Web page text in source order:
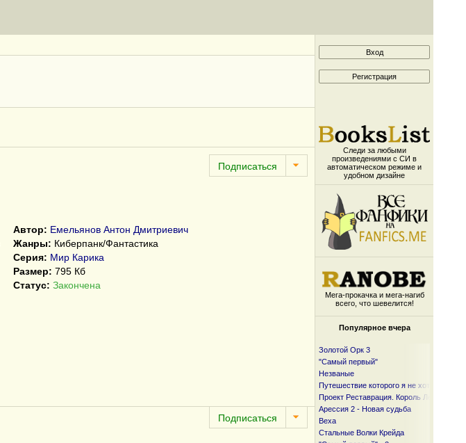
Автор: Емельянов Антон Дмитриевич
Жанры: Киберпанк/Фантастика
Серия: Мир Карика
Размер: 795 Кб
Статус: Закончена
Следи за любыми
произведениями с СИ в
автоматическом режиме и
удобном дизайне
Мега-прокачка и мега-нагиб
всего, что шевелится!
Популярное вчера
Золотой Орк 3
"Самый первый"
Незваные
Путешествие которого я не хотел
Проект Реставрация. Король Лесов.
Арессия 2 - Новая судьба
Веха
Стальные Волки Крейда